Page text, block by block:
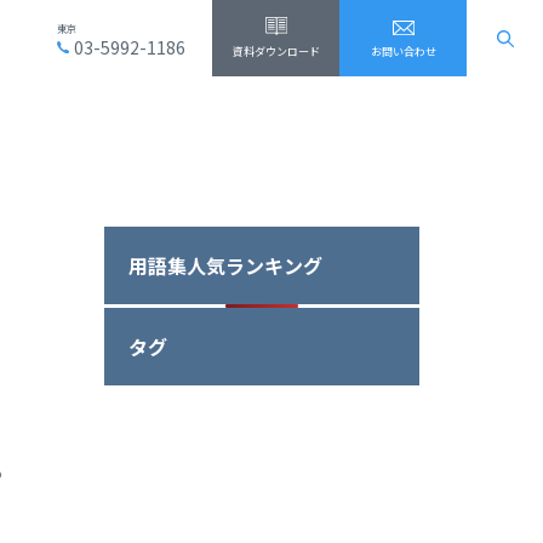
東京
03-5992-1186 資料ダウンロード お問い合わせ
用語集人気ランキング
タグ